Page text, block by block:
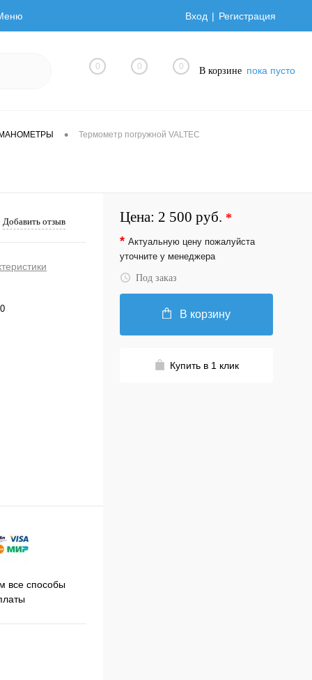
Вход Регистрация
0 0 0 В корзине пока пусто
• Термометр погружной VALTEC
Добавить отзыв
все способы
Цена: 2 500 руб. *
* Актуальную цену пожалуйста
уточните у менеджера
Под заказ
В корзину
Купить в 1 клик